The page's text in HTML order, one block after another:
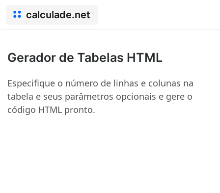
calculade.net
Gerador de Tabelas HTML
Especifique o número de linhas e colunas na
tabela e seus parâmetros opcionais e gere o
código HTML pronto.